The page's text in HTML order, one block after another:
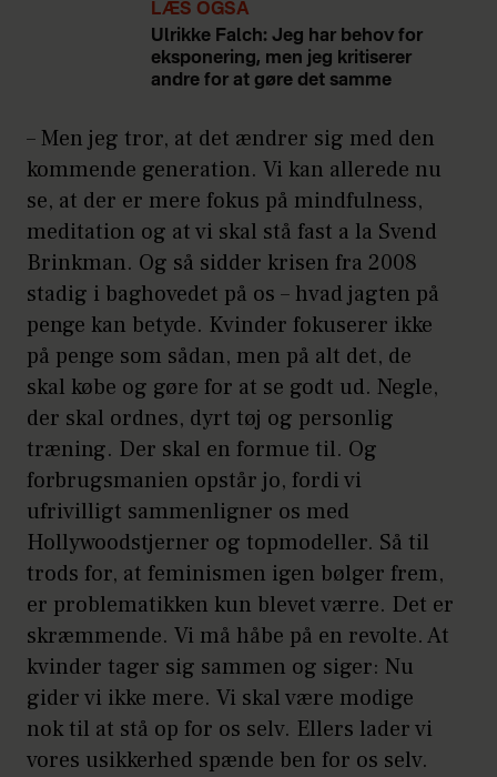
LÆS OGSÅ
Ulrikke Falch: Jeg har behov for
eksponering, men jeg kritiserer
andre for at gøre det samme
– Men jeg tror, at det ændrer sig med den
kommende generation. Vi kan allerede nu
se, at der er mere fokus på mindfulness,
meditation og at vi skal stå fast a la Svend
Brinkman. Og så sidder krisen fra 2008
stadig i baghovedet på os – hvad jagten på
penge kan betyde. Kvinder fokuserer ikke
på penge som sådan, men på alt det, de
skal købe og gøre for at se godt ud. Negle,
der skal ordnes, dyrt tøj og personlig
træning. Der skal en formue til. Og
forbrugsmanien opstår jo, fordi vi
ufrivilligt sammenligner os med
Hollywoodstjerner og topmodeller. Så til
trods for, at feminismen igen bølger frem,
er problematikken kun blevet værre. Det er
skræmmende. Vi må håbe på en revolte. At
kvinder tager sig sammen og siger: Nu
gider vi ikke mere. Vi skal være modige
nok til at stå op for os selv. Ellers lader vi
vores usikkerhed spænde ben for os selv.